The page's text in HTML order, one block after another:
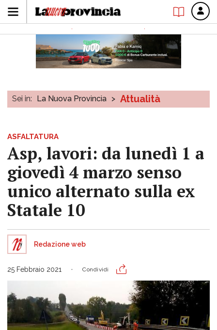
Sei in: La Nuova Provincia > Attualità
ASFALTATURA
Asp, lavori: da lunedì 1 a
giovedì 4 marzo senso
unico alternato sulla ex
Statale 10
Redazione web
25 Febbraio 2021 Condividi